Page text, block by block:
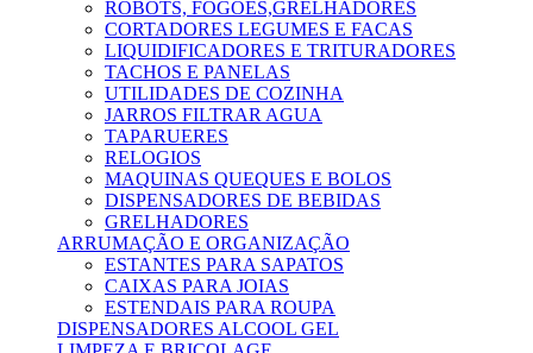
ROBOTS, FOGÕES,GRELHADORES
CORTADORES LEGUMES E FACAS
LIQUIDIFICADORES E TRITURADORES
TACHOS E PANELAS
UTILIDADES DE COZINHA
JARROS FILTRAR AGUA
TAPARUERES
RELOGIOS
MAQUINAS QUEQUES E BOLOS
DISPENSADORES DE BEBIDAS
GRELHADORES
ARRUMAÇÃO E ORGANIZAÇÃO
ESTANTES PARA SAPATOS
CAIXAS PARA JOIAS
ESTENDAIS PARA ROUPA
DISPENSADORES ALCOOL GEL